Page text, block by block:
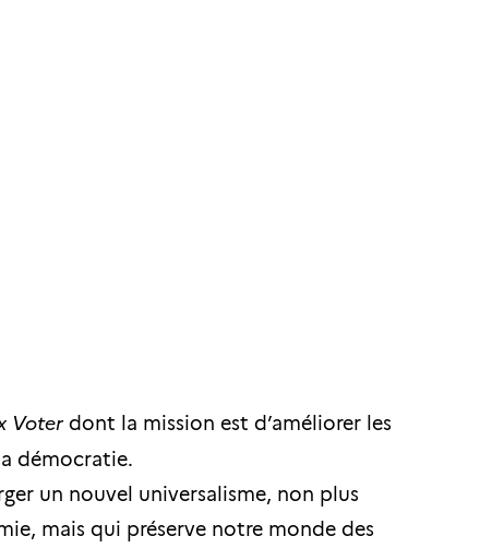
Voterdont la mission est d’améliorer les
démocratie.
un nouvel universalisme, non plus
mais qui préserve notre monde des